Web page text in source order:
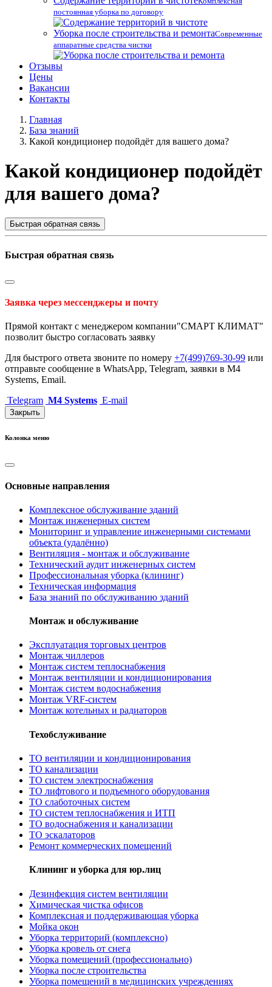
постоянная уборка по договору
Уборка после строительства и ремонтаСовременные
аппаратные средства чистки
Отзывы
Цены
Вакансии
Контакты
Главная
База знаний
Какой кондиционер подойдёт для вашего дома?
Какой кондиционер подойдёт
для вашего дома?
Быстрая обратная связь
Быстрая обратная связь
Заявка через мессенджеры и почту
Прямой контакт с менеджером компании"СМАРТ КЛИМАТ"
позволит быстро согласовать заявку
Для быстрого ответа звоните по номеру +7(499)769-30-99 или
отправьте сообщение в WhatsApp, Telegram, заявки в M4
Systems, Email.
Telegram M4 Systems E-mail
Закрыть
Колонка меню
Основные направления
Комплексное обслуживание зданий
Монтаж инженерных систем
Мониторинг и управление инженерными системами
объекта (удалённо)
Вентиляция - монтаж и обслуживание
Технический аудит инженерных систем
Профессиональная уборка (клининг)
Техническая информация
База знаний по обслуживанию зданий
Монтаж и обслуживание
Эксплуатация торговых центров
Монтаж чиллеров
Монтаж систем теплоснабжения
Монтаж вентиляции и кондиционирования
Монтаж систем водоснабжения
Монтаж VRF-систем
Монтаж котельных и радиаторов
Техобслуживание
ТО вентиляции и кондиционирования
ТО канализации
ТО систем электроснабжения
ТО лифтового и подъемного оборудования
ТО слаботочных систем
ТО систем теплоснабжения и ИТП
ТО водоснабжения и канализации
ТО эскалаторов
Ремонт коммерческих помещений
Клининг и уборка для юр.лиц
Дезинфекция систем вентиляции
Химическая чистка офисов
Комплексная и поддерживающая уборка
Мойка окон
Уборка территорий (комплексно)
Уборка кровель от снега
Уборка помещений (профессионально)
Уборка после строительства
Уборка помещений в медицинских учреждениях